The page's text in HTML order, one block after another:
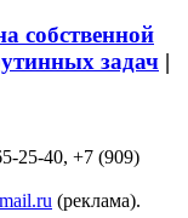
собственной
задач |
25-40, +7 (909)
(реклама).